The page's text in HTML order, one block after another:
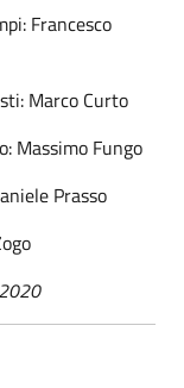
Francesco
Marco Curto
Massimo Fungo
Prasso